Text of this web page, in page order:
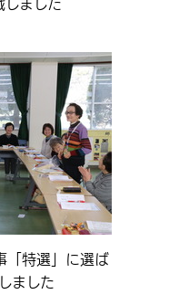
しました
「特選」に選ば
ました